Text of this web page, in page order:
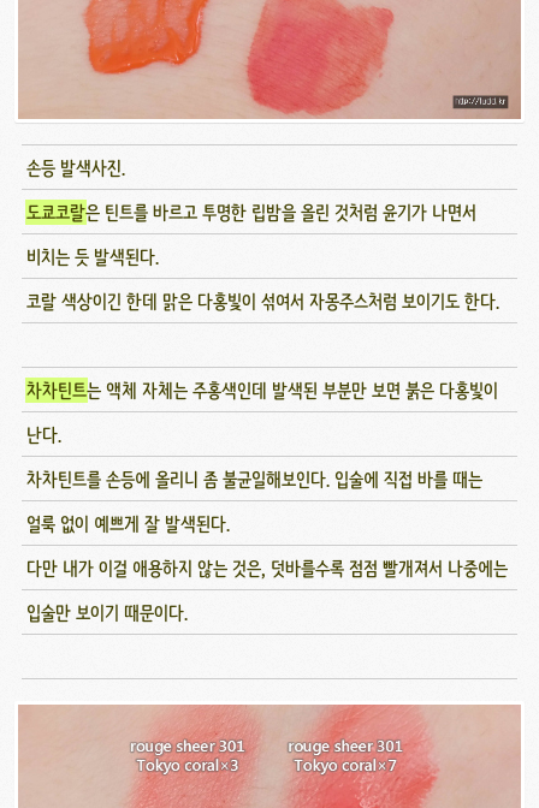
손등 발색사진.
도쿄코랄은 틴트를 바르고 투명한 립밤을 올린 것처럼 윤기가 나면서
비치는 듯 발색된다.
코랄 색상이긴 한데 맑은 다홍빛이 섞여서 자몽주스처럼 보이기도 한다.
차차틴트는 액체 자체는 주홍색인데 발색된 부분만 보면 붉은 다홍빛이
난다.
차차틴트를 손등에 올리니 좀 불균일해보인다. 입술에 직접 바를 때는
얼룩 없이 예쁘게 잘 발색된다.
다만 내가 이걸 애용하지 않는 것은, 덧바를수록 점점 빨개져서 나중에는
입술만 보이기 때문이다.